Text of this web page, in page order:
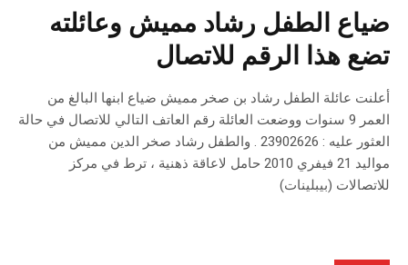
ضياع الطفل رشاد مميش وعائلته
تضع هذا الرقم للاتصال
أعلنت عائلة الطفل رشاد بن صخر مميش ضياع ابنها البالغ من
العمر 9 سنوات ووضعت العائلة رقم العاتف التالي للاتصال في حالة
العثور عليه : 23902626 . والطفل رشاد صخر الدين مميش من
مواليد 21 فيفري 2010 حامل لاعاقة ذهنية ، ترط في مركز
للاتصالات (بيبلينات)